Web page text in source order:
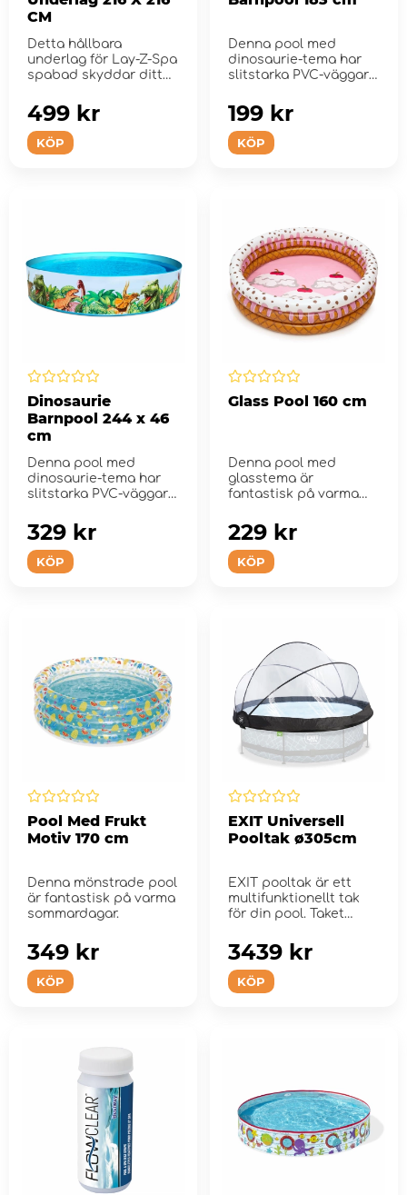
CM
Detta hållbara
underlag för Lay-Z-Spa
spabad skyddar ditt
KÖP
499 kr
Denna pool med
dinosaurie-tema har
slitstarka PVC-väggar
KÖP
199 kr
Dinosaurie
Barnpool 244 x 46
cm
Denna pool med
dinosaurie-tema har
slitstarka PVC-väggar
KÖP
329 kr
Glass Pool 160 cm
Denna pool med
glasstema är
fantastisk på varma
KÖP
229 kr
Pool Med Frukt
Motiv 170 cm
Denna mönstrade pool
är fantastisk på varma
sommardagar.
KÖP
349 kr
EXIT Universell
Pooltak ø305cm
EXIT pooltak är ett
multifunktionellt tak
för din pool. Taket
KÖP
3439 kr